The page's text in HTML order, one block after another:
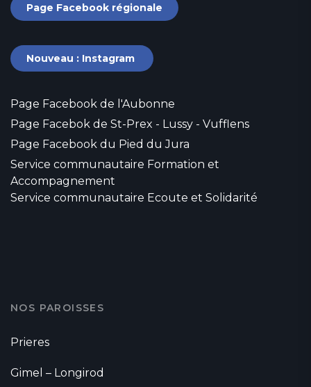
Page Facebook régionale
Nouveau : Instagram
Page Facebook de l'Aubonne
Page Facebok de St-Prex - Lussy - Vufflens
Page Facebook du Pied du Jura
Service communautaire Formation et
Accompagnement
Service communautaire Ecoute et Solidarité
NOS PAROISSES
Prieres
Gimel – Longirod